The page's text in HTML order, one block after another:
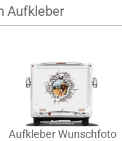
Aufkleber
Aufkleber Wunschfoto